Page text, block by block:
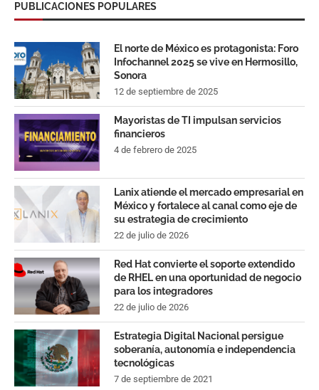
PUBLICACIONES POPULARES
El norte de México es protagonista: Foro
Infochannel 2025 se vive en Hermosillo,
Sonora
12 de septiembre de 2025
Mayoristas de TI impulsan servicios
financieros
4 de febrero de 2025
Lanix atiende el mercado empresarial en
México y fortalece al canal como eje de
su estrategia de crecimiento
22 de julio de 2026
Red Hat convierte el soporte extendido
de RHEL en una oportunidad de negocio
para los integradores
22 de julio de 2026
Estrategia Digital Nacional persigue
soberanía, autonomía e independencia
tecnológicas
7 de septiembre de 2021